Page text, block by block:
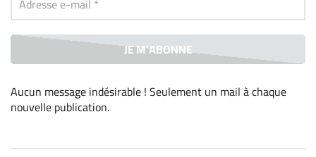
Aucun message indésirable ! Seulement un mail à chaque
nouvelle publication.